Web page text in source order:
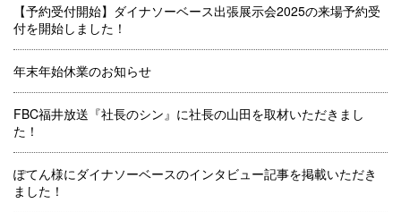
【予約受付開始】ダイナソーベース出張展示会2025の来場予約受
付を開始しました！
年末年始休業のお知らせ
FBC福井放送『社長のシン』に社長の山田を取材いただきまし
た！
ぽてん様にダイナソーベースのインタビュー記事を掲載いただき
ました！